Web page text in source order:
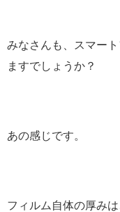
みなさんも、スマー
ますでしょうか？
あの感じです。
フィルム自体の厚み